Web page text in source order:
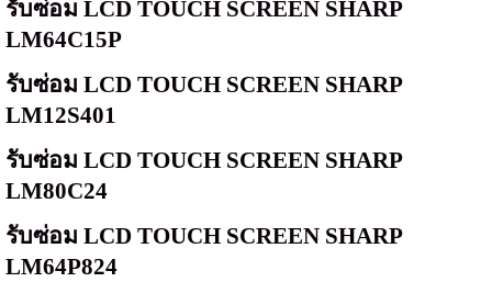
รับซ่อม LCD TOUCH SCREEN SHARP
LM64C15P
รับซ่อม LCD TOUCH SCREEN SHARP
LM12S401
รับซ่อม LCD TOUCH SCREEN SHARP
LM80C24
รับซ่อม LCD TOUCH SCREEN SHARP
LM64P824